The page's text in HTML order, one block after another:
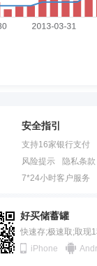
安全指引
支持16家银行支付
风险提示
隐私条款
7*24小时客户服务
好买储蓄罐
快速存;极速取;取现
iPhone